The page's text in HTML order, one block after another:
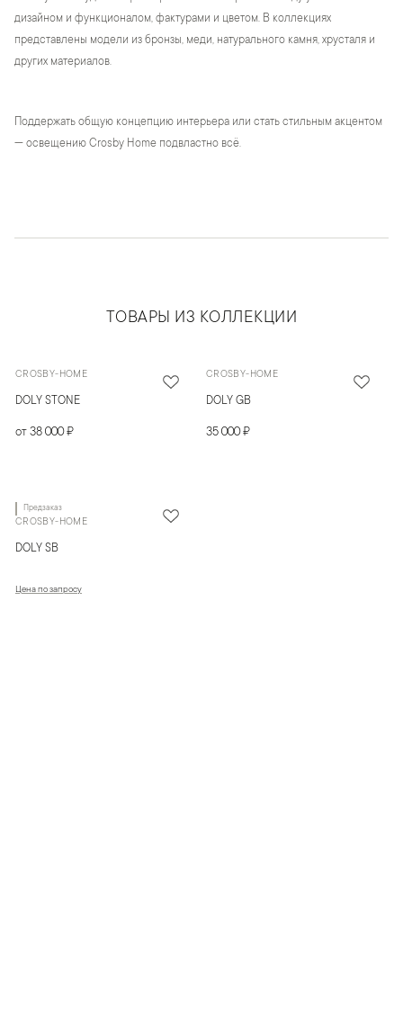
дизайном и функционалом, фактурами и цветом. В коллекциях
представлены модели из бронзы, меди, натурального камня, хрусталя и
других материалов.
Поддержать общую концепцию интерьера или стать стильным акцентом
— освещению Crosby Home подвластно всё.
ТОВАРЫ ИЗ КОЛЛЕКЦИИ
CROSBY-HOME
DOLY STONE
от 38 000 ₽
CROSBY-HOME
DOLY GB
35 000 ₽
Предзаказ
CROSBY-HOME
DOLY SB
Цена по запросу